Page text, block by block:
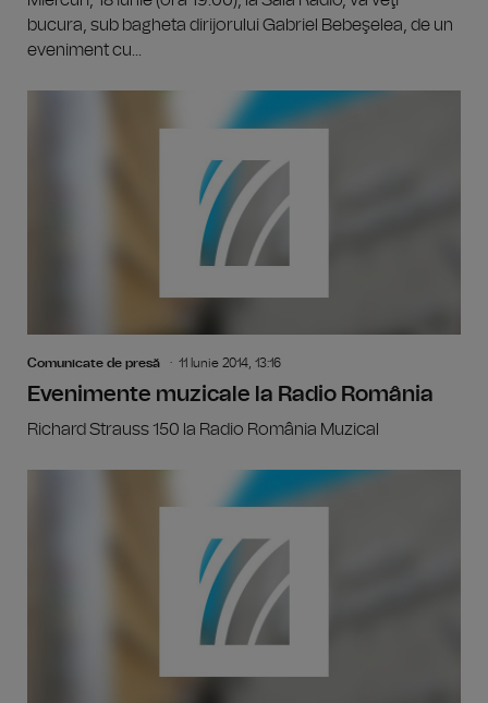
bucura, sub bagheta dirijorului Gabriel Bebeşelea, de un
eveniment cu...
Comunicate de presă 11 Iunie 2014, 13:16
Evenimente muzicale la Radio România
Richard Strauss 150 la Radio România Muzical